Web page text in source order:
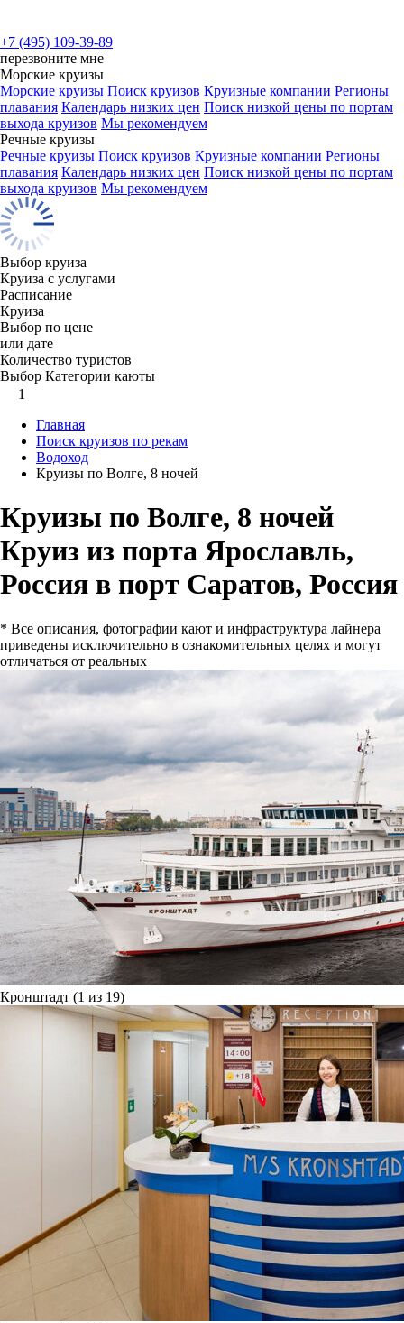
+7 (495) 109-39-89
перезвоните мне
Морские круизы
Морские круизы Поиск круизов Круизные компании Регионы
плавания Календарь низких цен Поиск низкой цены по портам
выхода круизов Мы рекомендуем
Речные круизы
Речные круизы Поиск круизов Круизные компании Регионы
плавания Календарь низких цен Поиск низкой цены по портам
выхода круизов Мы рекомендуем
Выбор круиза
Круиза с услугами
Расписание
Круиза
Выбор по цене
или дате
Количество туристов
Выбор Категории каюты
1
Главная
Поиск круизов по рекам
Водоход
Круизы по Волге, 8 ночей
Круизы по Волге, 8 ночей
Круиз из порта Ярославль,
Россия в порт Саратов, Россия
* Все описания, фотографии кают и инфраструктура лайнера
приведены исключительно в ознакомительных целях и могут
отличаться от реальных
Кронштадт (1 из 19)